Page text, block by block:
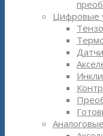
Цифровые